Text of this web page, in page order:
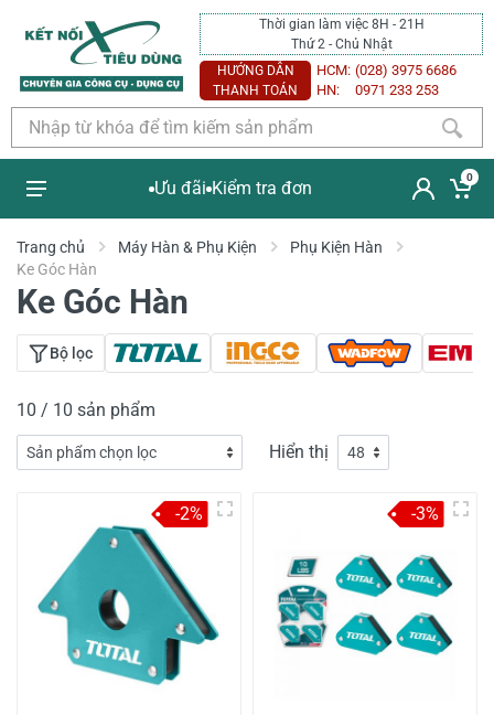
Thời gian làm việc 8H - 21H
Thứ 2 - Chủ Nhật
HƯỚNG DẪN
THANH TOÁN
HCM: (028) 3975 6686
HN:
0971 233 253
Ưu đãi Kiểm tra đơn
0
Trang chủ Máy Hàn & Phụ Kiện
Phụ Kiện Hàn
Ke Góc Hàn
Ke Góc Hàn
Bộ lọc
10 / 10 sản phẩm
Hiển thị
-2% -3%